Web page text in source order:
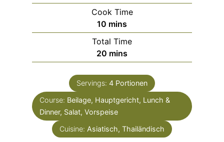
i
n
u
t
e
s
Cook Time
10 m
i
n
u
e
mins
Total Time
20 m
i
n
t
e
mins
Servings: 4 Portionen
Course: Beilage, Hauptgericht, Lunch &
Dinner, Salat, Vorspeise
Cuisine: Asiatisch, Thailändisch